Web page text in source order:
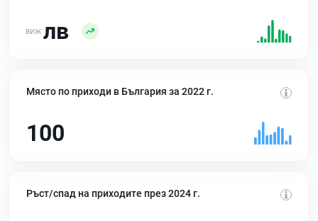
лв
Място по приходи в България за 2022 г.
100
Ръст/спад на приходите през 2024 г.